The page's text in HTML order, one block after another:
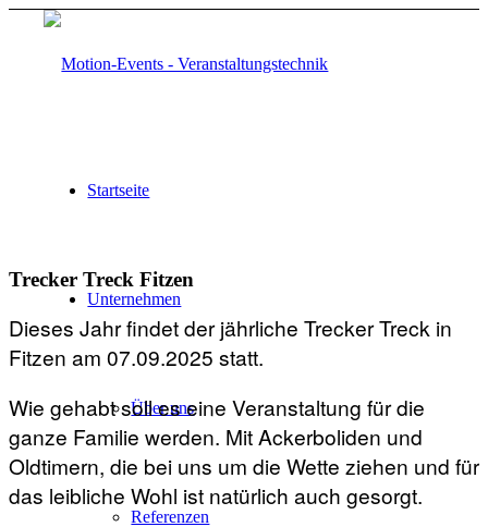
Startseite
Unternehmen
Über uns
Referenzen
Trecker Treck Fitzen
Dieses Jahr findet der jährliche Trecker Treck in
Fitzen am 07.09.2025 statt.
Wie gehabt soll es eine Veranstaltung für die
ganze Familie werden. Mit Ackerboliden und
Oldtimern, die bei uns um die Wette ziehen und für
das leibliche Wohl ist natürlich auch gesorgt.